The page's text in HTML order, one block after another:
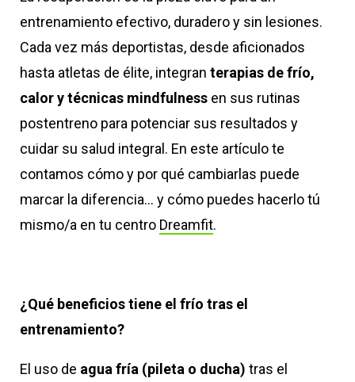
entrenamiento efectivo, duradero y sin lesiones.
Cada vez más deportistas, desde aficionados
hasta atletas de élite, integran terapias de frío,
calor y técnicas mindfulness en sus rutinas
postentreno para potenciar sus resultados y
cuidar su salud integral. En este artículo te
contamos cómo y por qué cambiarlas puede
marcar la diferencia... y cómo puedes hacerlo tú
mismo/a en tu centro Dreamfit.
¿Qué beneficios tiene el frío tras el
entrenamiento?
El uso de agua fría (pileta o ducha) tras el